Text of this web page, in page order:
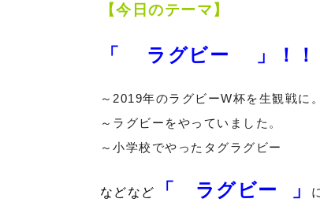
【今日のテーマ】
「 ラグビー 」！！
～2019年のラグビーW杯を生観戦に。
～ラグビーをやっていました。
～小学校でやったタグラグビー
などなど 「 ラグビー 」